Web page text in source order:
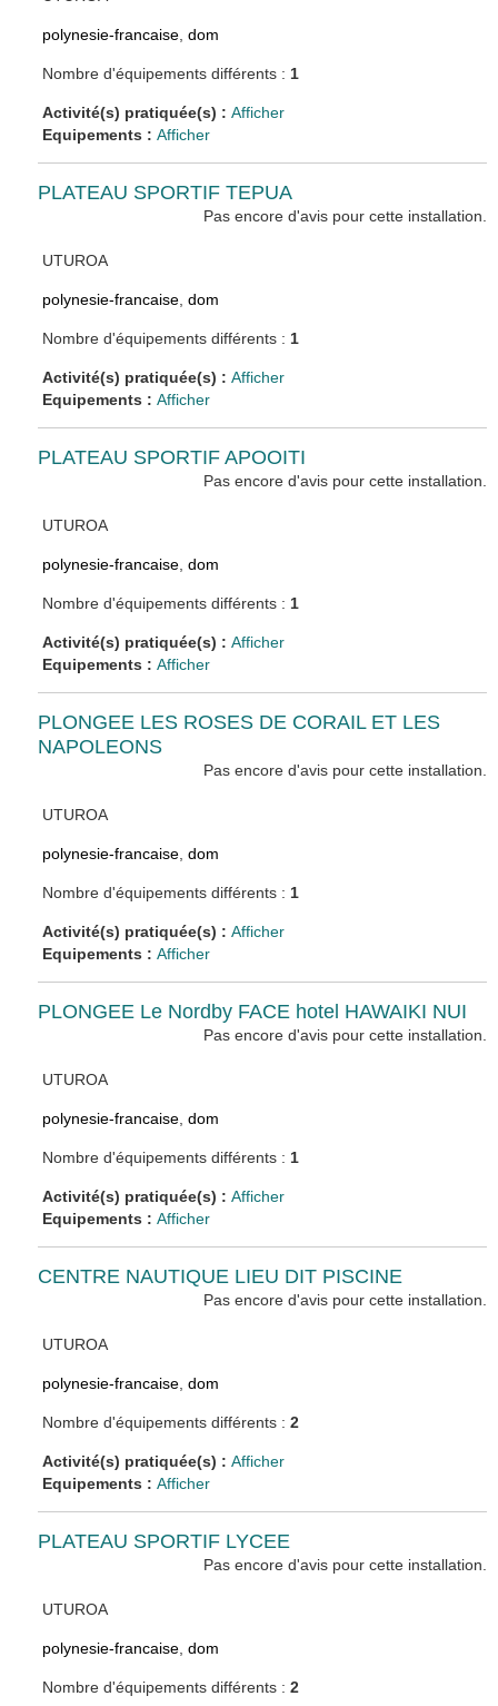
polynesie-francaise ,dom
Nombre d'équipements différents : 1
Activité(s) pratiquée(s) :Afficher
Equipements :Afficher
PLATEAU SPORTIF TEPUA
Pas encore d'avis pour cette installation.
UTUROA
polynesie-francaise ,dom
Nombre d'équipements différents : 1
Activité(s) pratiquée(s) :Afficher
Equipements :Afficher
PLATEAU SPORTIF APOOITI
Pas encore d'avis pour cette installation.
UTUROA
polynesie-francaise ,dom
Nombre d'équipements différents : 1
Activité(s) pratiquée(s) :Afficher
Equipements :Afficher
PLONGEE LES ROSES DE CORAIL ET LES
NAPOLEONS
Pas encore d'avis pour cette installation.
UTUROA
polynesie-francaise ,dom
Nombre d'équipements différents : 1
Activité(s) pratiquée(s) :Afficher
Equipements :Afficher
PLONGEE Le Nordby FACE hotel HAWAIKI NUI
Pas encore d'avis pour cette installation.
UTUROA
polynesie-francaise ,dom
Nombre d'équipements différents : 1
Activité(s) pratiquée(s) :Afficher
Equipements :Afficher
CENTRE NAUTIQUE LIEU DIT PISCINE
Pas encore d'avis pour cette installation.
UTUROA
polynesie-francaise ,dom
Nombre d'équipements différents :2
Activité(s) pratiquée(s) :Afficher
Equipements :Afficher
PLATEAU SPORTIF LYCEE
Pas encore d'avis pour cette installation.
UTUROA
polynesie-francaise ,dom
Nombre d'équipements différents :2